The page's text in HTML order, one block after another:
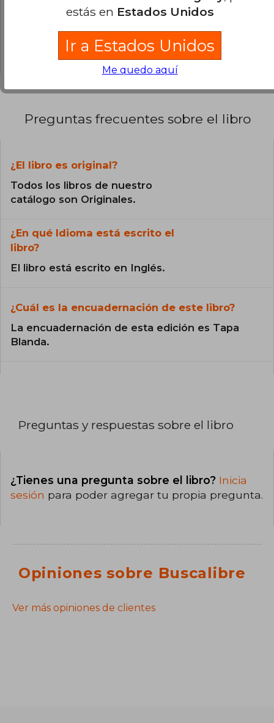
0% (0)
0% (0)
Preguntas frecuentes sobre el libro
¿El libro es original?
Todos los libros de nuestro
catálogo son Originales.
¿En qué Idioma está escrito el
libro?
El libro está escrito en Inglés.
¿Cuál es la encuadernación de este libro?
La encuadernación de esta edición es Tapa
Blanda.
Preguntas y respuestas sobre el libro
¿Tienes una pregunta sobre el libro? Inicia
sesión para poder agregar tu propia pregunta.
Opiniones sobre Buscalibre
Ver más opiniones de clientes
estás en Estados Unidos
Ir a Estados Unidos
Me quedo aquí